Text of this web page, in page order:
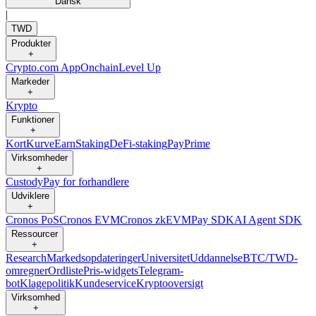
|
TWD
Produkter
+
Crypto.com AppOnchainLevel Up
Markeder
+
Krypto
Funktioner
+
KortKurveEarnStakingDeFi-stakingPayPrime
Virksomheder
+
CustodyPay for forhandlere
Udviklere
+
Cronos PoSCronos EVMCronos zkEVMPay SDKAI Agent SDK
Ressourcer
+
ResearchMarkedsopdateringerUniversitetUddannelseBTC/TWD-
omregnerOrdlistePris-widgetsTelegram-
botKlagepolitikKundeserviceKryptooversigt
Virksomhed
+